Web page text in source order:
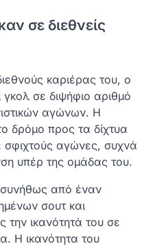
σε διεθνείς
καριέρας του, ο
γκολ σε διψήφιο αριθμό
αγώνων. Η
δρόμο προς τα δίχτυα
σφιχτούς αγώνες, συχνά
υπέρ της ομάδας του.
από έναν
σουτ και
την ικανότητά του σε
Η ικανότητα του